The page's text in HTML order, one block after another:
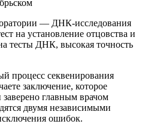
— ДНК-исследования
на установление отцовства и
тесты ДНК, высокая точность
процесс секвенирования
заключение, которое
главным врачом
двумя независимыми
ошибок.